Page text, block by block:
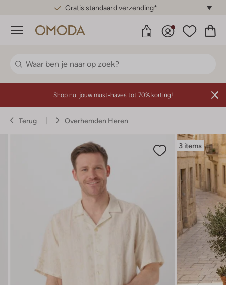
Gratis standaard verzending*
Menu
Shop nu: jouw must-haves tot 70% korting!
Terug Overhemden Heren
3 items